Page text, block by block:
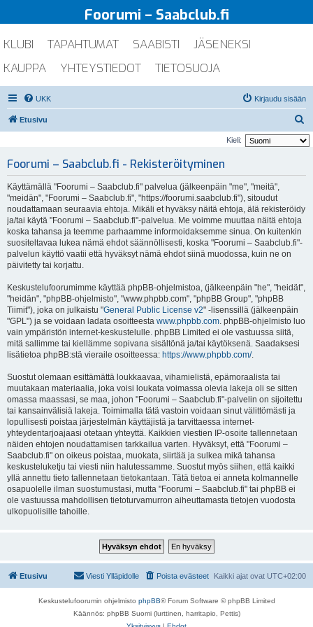
Foorumi – Saabclub.fi
KLUBI TAPAHTUMAT SAABISTI
JÄSENEKSI
KAUPPA
YHTEYSTIEDOT TIETOSUOJA
UKK Kirjaudu sisään
Etusivu
t
Kieli:
Foorumi – Saabclub.fi - Rekisteröityminen
Käyttämällä "Foorumi – Saabclub.fi" palvelua (jälkeenpäin "me", "meitä",
"meidän", "Foorumi – Saabclub.fi", "https://foorumi.saabclub.fi"), sitoudut
noudattamaan seuraavia ehtoja. Mikäli et hyväksy näitä ehtoja, älä rekisteröidy
ja/tai käytä "Foorumi – Saabclub.fi"-palvelua. Me voimme muuttaa näitä ehtoja
koska tahansa ja teemme parhaamme informoidaksemme sinua. On kuitenkin
suositeltavaa lukea nämä ehdot säännöllisesti, koska "Foorumi – Saabclub.fi"-
palvelun käyttö vaatii että hyväksyt nämä ehdot siinä muodossa, kuin ne on
päivitetty tai korjattu.
Keskustelufoorumimme käyttää phpBB-ohjelmistoa, (jälkeenpäin "he", "heidät",
"heidän", "phpBB-ohjelmisto", "www.phpbb.com", "phpBB Group", "phpBB
Tiimit"), joka on julkaistu "General Public License v2" -lisenssillä (jälkeenpäin
"GPL") ja se voidaan ladata osoitteesta www.phpbb.com. phpBB-ohjelmisto luo
vain ympäristön internet-keskustelulle. phpBB Limited ei ole vastuussa siitä,
mitä sallimme tai kiellämme sopivana sisältönä ja/tai käytöksenä. Saadaksesi
lisätietoa phpBB:stä vieraile osoitteessa: https://www.phpbb.com/.
Suostut olemaan esittämättä loukkaavaa, vihamielistä, epämoraalista tai
muutakaan materiaalia, joka voisi loukata voimassa olevia lakeja oli se sitten
omassa maassasi, se maa, johon "Foorumi – Saabclub.fi"-palvelin on sijoitettu
tai kansainvälisiä lakeja. Toimimalla tätä vastoin voidaan sinut välittömästi ja
lopullisesti poistaa järjestelmän käyttäjistä ja tarvittaessa internet-
yhteydentarjoajaasi otetaan yhteyttä. Kaikkien viestien IP-osoite tallennetaan
näiden ehtojen noudattamisen tarkkailua varten. Hyväksyt, että "Foorumi –
Saabclub.fi" on oikeus poistaa, muokata, siirtää ja sulkea mikä tahansa
keskusteluketju tai viesti niin halutessamme. Suostut myös siihen, että kaikki
yllä annettu tieto tallennetaan tietokantaan. Tätä tietoa ei anneta kolmannelle
osapuolelle ilman suostumustasi, mutta "Foorumi – Saabclub.fi" tai phpBB ei
ole vastuussa mahdollisen tietoturvamurron aiheuttamasta tietojen vuodosta
ulkopuolisille tahoille.
Etusivu Kaikki ajat ovat UTC+02:00
Poista evästeet
Viesti Ylläpidolle
Keskustelufoorumin ohjelmisto phpBB® Forum Software © phpBB Limited
Käännös: phpBB Suomi (lurttinen, harritapio, Pettis)